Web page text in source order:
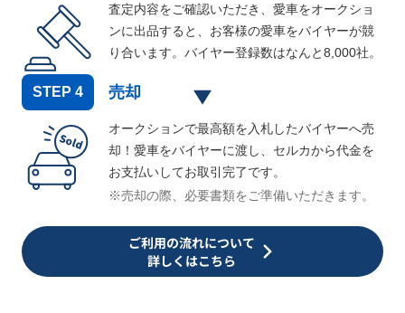
査定内容をご確認いただき、愛車をオークショ
ンに出品すると、お客様の愛車をバイヤーが競
り合います。バイヤー登録数はなんと8,000社。
STEP 4 売却
オークションで最高額を入札したバイヤーへ売
却！愛車をバイヤーに渡し、セルカから代金を
お支払いしてお取引完了です。
※売却の際、必要書類をご準備いただきます。
ご利用の流れについて
詳しくはこちら